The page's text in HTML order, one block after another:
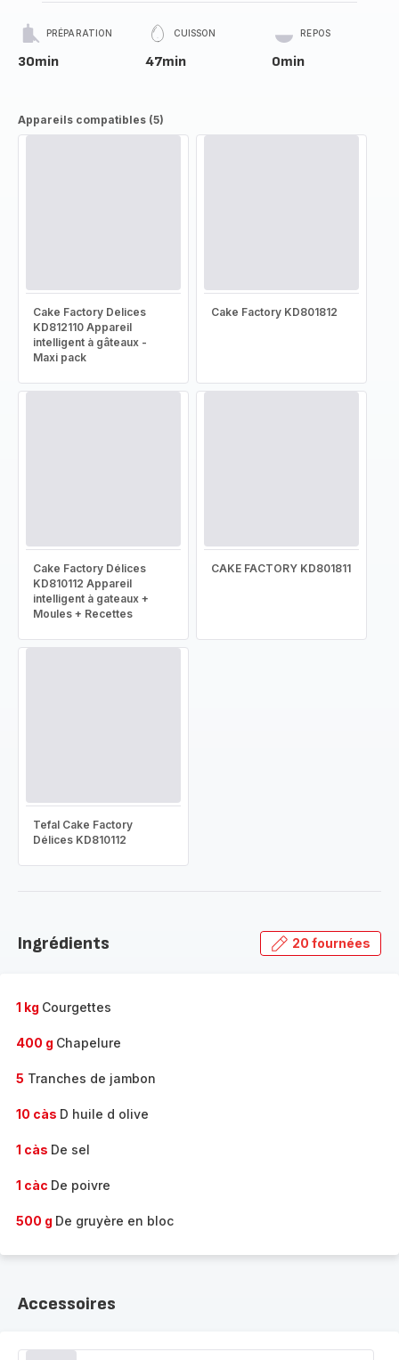
PRÉPARATION
30min
CUISSON
47min
REPOS
0min
Appareils compatibles (5)
Cake Factory Delices
KD812110 Appareil
intelligent à gâteaux -
Maxi pack
Cake Factory KD801812
Cake Factory Délices
KD810112 Appareil
intelligent à gateaux +
Moules + Recettes
CAKE FACTORY KD801811
Tefal Cake Factory
Délices KD810112
Ingrédients 20 fournées
1 kg Courgettes
400 g Chapelure
5 Tranches de jambon
10 càs D huile d olive
1 càs De sel
1 càc De poivre
500 g De gruyère en bloc
Accessoires